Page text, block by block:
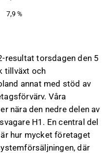
7,9 %
resultat torsdagen den 5
tillväxt och
annat med stöd av
Våra
nära den nedre delen av
H1. En central del
hur mycket företaget
där